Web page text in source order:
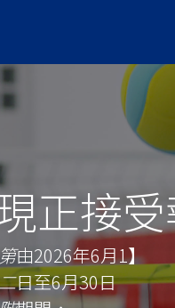
正接
由2026年6月1
日至6月30日
】